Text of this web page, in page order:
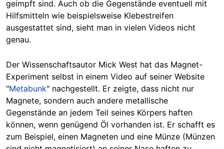
geimpft sind. Auch ob die Gegenstände eventuell mit
Hilfsmitteln wie beispielsweise Klebestreifen
ausgestattet sind, sieht man in vielen Videos nicht
genau.
Der Wissenschaftsautor Mick West hat das Magnet-
Experiment selbst in einem Video auf seiner Website
"Metabunk" nachgestellt. Er zeigte, dass nicht nur
Magnete, sondern auch andere metallische
Gegenstände an jedem Teil seines Körpers haften
können, wenn genügend Öl vorhanden ist. Er schafft es
zum Beispiel, einen Magneten und eine Münze (Münzen